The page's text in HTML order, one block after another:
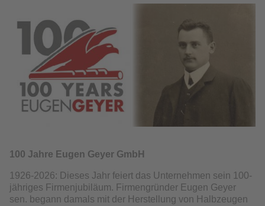
100 Jahre Eugen Geyer GmbH
1926-2026: Dieses Jahr feiert das Unternehmen sein 100-
jähriges Firmenjubiläum. Firmengründer Eugen Geyer
sen. begann damals mit der Herstellung von Halbzeugen